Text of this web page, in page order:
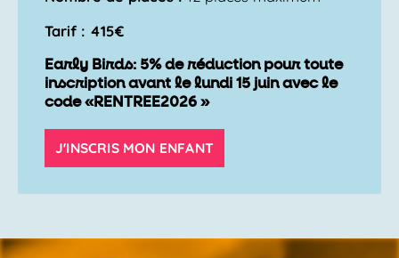
Tarif : 415€
Early Birds: 5% de réduction pour toute
inscription avant le lundi 15 juin avec le
code «RENTREE2026 »
J'INSCRIS MON ENFANT